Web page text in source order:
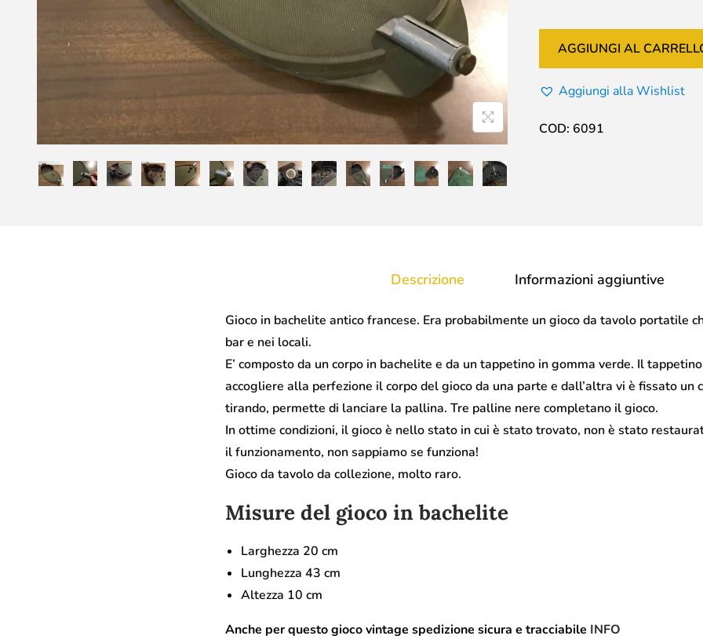
AGGIUNGI AL
Aggiungi alla Wishlist
COD: 6091
Descrizione Informazioni aggiuntive
Gioco in bachelite antico francese. Era probabilmente un gioco da tavolo portatile
bar e nei locali.
E’ composto da un corpo in bachelite e da un tappetino in gomma verde. Il
accogliere alla perfezione il corpo del gioco da una parte e dall’altra vi è fissato un
tirando, permette di lanciare la pallina. Tre palline nere completano il gioco.
In ottime condizioni, il gioco è nello stato in cui è stato trovato, non è stato
il funzionamento, non sappiamo se funziona!
Gioco da tavolo da collezione, molto raro.
Misure del gioco in bachelite
Larghezza 20 cm
Lunghezza 43 cm
Altezza 10 cm
Anche per questo gioco vintage spedizione sicura e tracciabile INFO